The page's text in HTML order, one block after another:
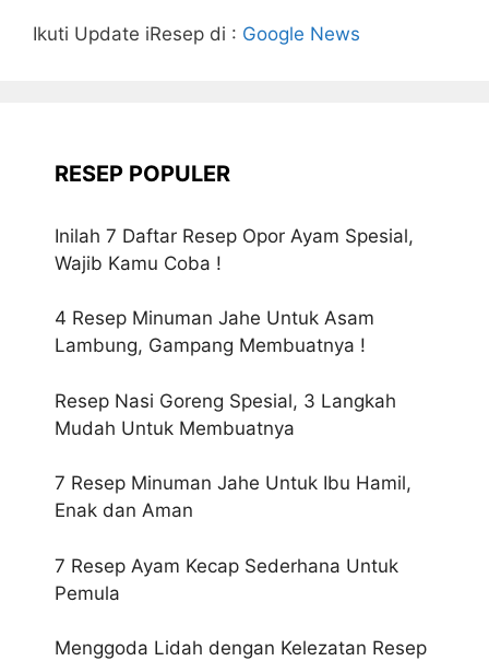
Ikuti Update iResep di : Google News
RESEP POPULER
Inilah 7 Daftar Resep Opor Ayam Spesial,
Wajib Kamu Coba !
4 Resep Minuman Jahe Untuk Asam
Lambung, Gampang Membuatnya !
Resep Nasi Goreng Spesial, 3 Langkah
Mudah Untuk Membuatnya
7 Resep Minuman Jahe Untuk Ibu Hamil,
Enak dan Aman
7 Resep Ayam Kecap Sederhana Untuk
Pemula
Menggoda Lidah dengan Kelezatan Resep